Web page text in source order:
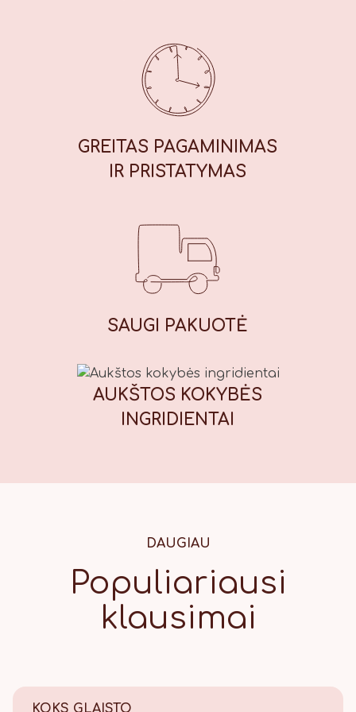
(juoda). *Gali neigiamai paveikti
vaikų dėmesį ir aktyvumą. Maistinė
vertė (100 g): Energinė vertė: 1847
kJ / 439 kcal, riebalai: 13,7 g, iš
kurių sočiųjų riebalų rūgščių: 1,7 g,
angliavandeniai: 71 g, iš kurių
GREITAS PAGAMINIMAS
IR PRISTATYMAS
SAUGI PAKUOTĖ
AUKŠTOS KOKYBĖS
INGRIDIENTAI
DAUGIAU
Populiariausi
klausimai
KOKS GLAISTO